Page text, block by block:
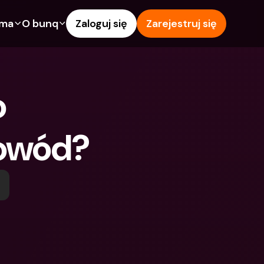
Wypłaty i wpłaty z
bankomatów
O bunq
Skontaktuj się z nami
Dokumenty prawne
Zaloguj się Zarejestruj się